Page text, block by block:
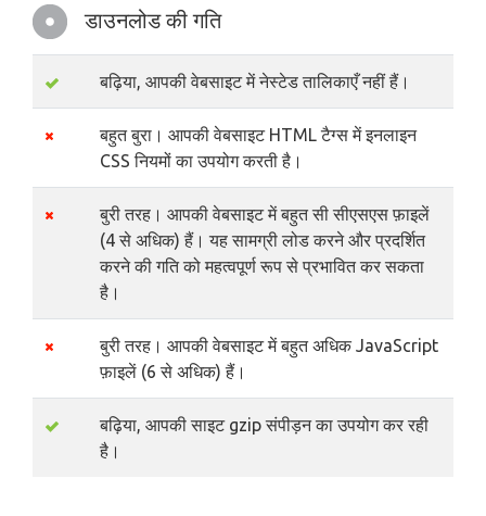
डाउनलोड की गति
बढ़िया, आपकी वेबसाइट में नेस्टेड तालिकाएँ नहीं हैं।
बहुत बुरा। आपकी वेबसाइट HTML टैग्स में इनलाइन
CSS नियमों का उपयोग करती है।
बुरी तरह। आपकी वेबसाइट में बहुत सी सीएसएस फ़ाइलें
(4 से अधिक) हैं। यह सामग्री लोड करने और प्रदर्शित
करने की गति को महत्वपूर्ण रूप से प्रभावित कर सकता
है।
बुरी तरह। आपकी वेबसाइट में बहुत अधिक JavaScript
फ़ाइलें (6 से अधिक) हैं।
बढ़िया, आपकी साइट gzip संपीड़न का उपयोग कर रही
है।